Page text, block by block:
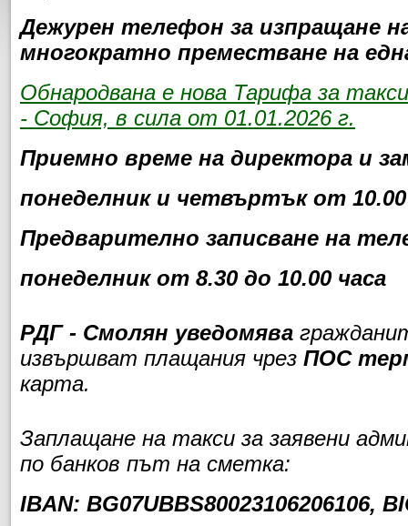
Дежурен телефон за изпращане
многократно преместване на
Обнародвана е нова Тарифа за
- София, в сила от 01.01.2026 г.
Приемно време на директора и
понеделник и четвъртък от 10.00
Предварително записване на
понеделник от 8.30 до 10.00 часа
РДГ - Смолян уведомява
извършват плащания чрез ПОС
карта.
Заплащане на такси за заявени
по банков път на сметка:
IBAN: BG07UBBS80023106206106,